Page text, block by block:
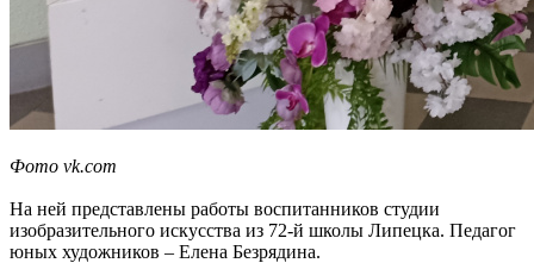
Фото vk.com
На ней представлены работы воспитанников студии
изобразительного искусства из 72-й школы Липецка. Педагог
юных художников – Елена Безрядина.